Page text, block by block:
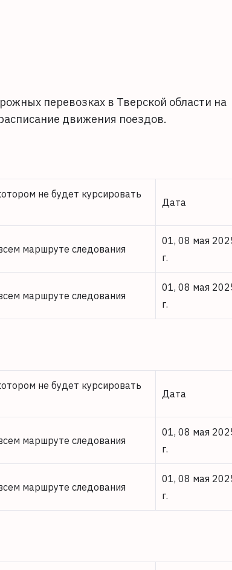
перевозках в Тверской области на
движения поездов.
не будет курсировать
Дата
маршруте следования
01, 08 мая
г.
маршруте следования
01, 08 мая
г.
не будет курсировать
Дата
маршруте следования
01, 08 мая
г.
маршруте следования
01, 08 мая
г.